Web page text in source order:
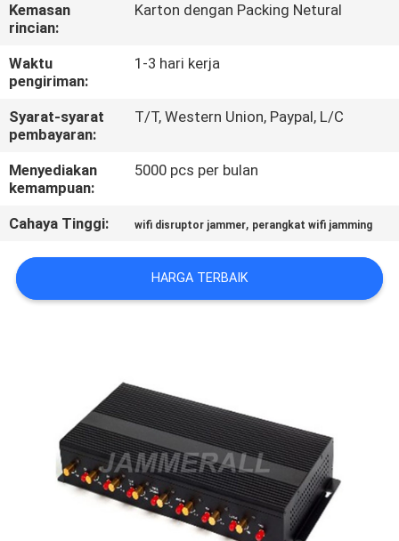
KONTROL
KUALITAS
HUBUNGI
KAMI
BERITA
KASUS
BLOG
PENAWARAN
SITEMAP
Kemasan
rincian:
Karton dengan Packing Netural
Waktu
pengiriman:
1-3 hari kerja
Syarat-syarat
pembayaran:
T/T, Western Union, Paypal, L/C
Menyediakan
kemampuan:
5000 pcs per bulan
Cahaya Tinggi: wifi disruptor jammer, perangkat wifi jamming
HARGA TERBAIK